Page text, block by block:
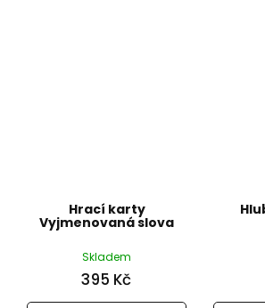
Hrací karty
Vyjmenovaná slova
Skladem
395 Kč